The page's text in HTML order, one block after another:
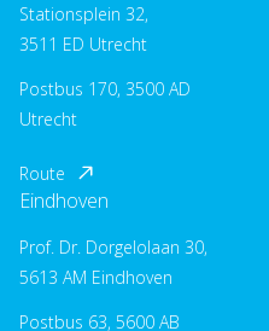
Stationsplein 32,
3511 ED Utrecht
Postbus 170, 3500 AD
Utrecht
Route
Eindhoven
Prof. Dr. Dorgelolaan 30,
5613 AM Eindhoven
Postbus 63, 5600 AB